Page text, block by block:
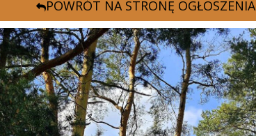
POWRÓT NA STRONĘ OGŁOSZENIA